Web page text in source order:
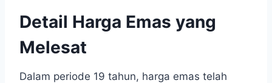
Detail Harga Emas yang
Melesat
Dalam periode 19 tahun, harga emas telah